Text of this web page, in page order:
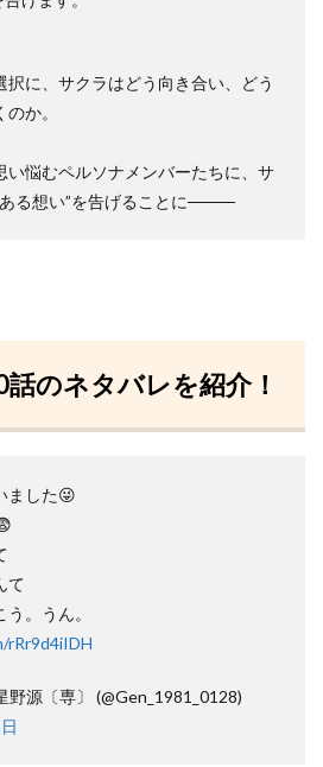
択に、サクラはどう向き合い、どう
か。
い悩むペルソナメンバーたちに、サ
る想い”を告げることに────
のネタバレを紹介！
ました😜
て
。うん。
rRr9d4iIDH
源〔専〕 (@Gen_1981_0128)